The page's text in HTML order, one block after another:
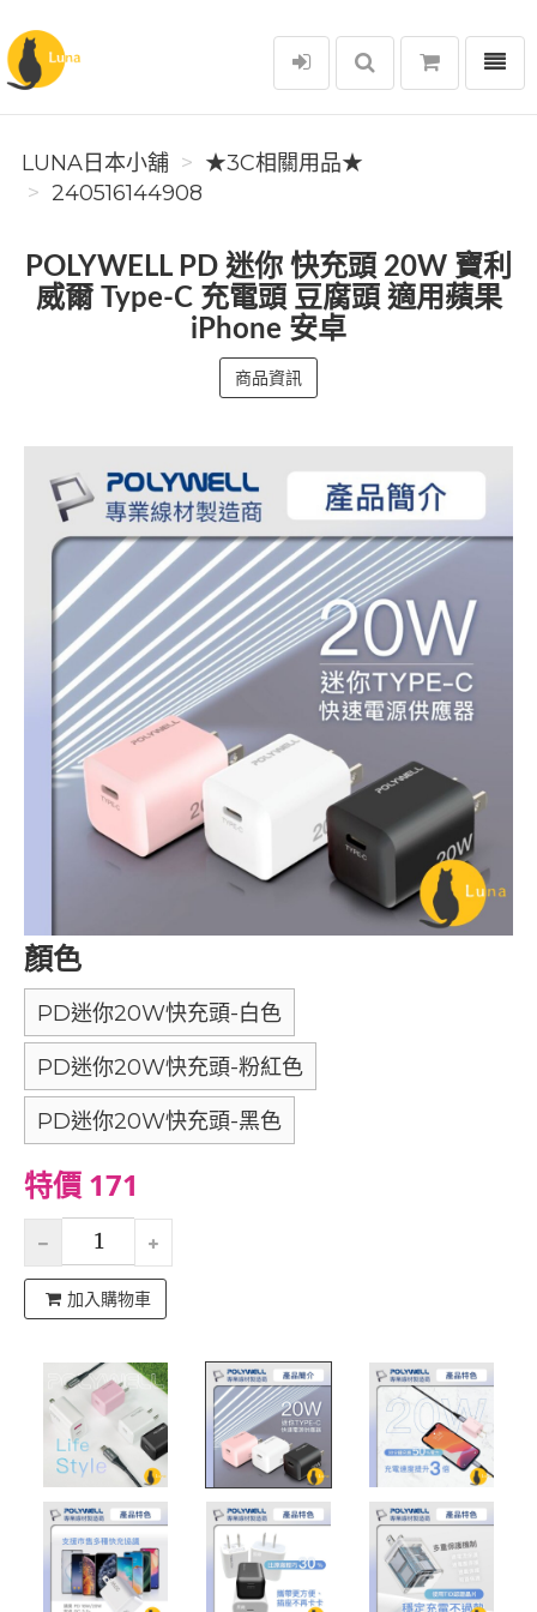
Luna日本小舖
選單
LUNA日本小舖
★3C相關用品★
240516144908
POLYWELL PD 迷你 快充頭 20W 寶利
威爾 Type-C 充電頭 豆腐頭 適用蘋果
iPhone 安卓
商品資訊
顏色
PD迷你20W快充頭-白色
PD迷你20W快充頭-粉紅色
PD迷你20W快充頭-黑色
特價 171
加入購物車